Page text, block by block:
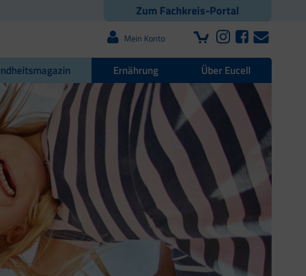
Zum Fachkreis-Portal
Mein Konto
Ernährung Über Eucell